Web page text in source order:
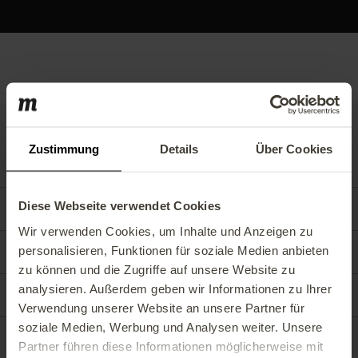
Zustimmung Details Über Cookies
Diese Webseite verwendet Cookies
Wir verwenden Cookies, um Inhalte und Anzeigen zu
personalisieren, Funktionen für soziale Medien anbieten
zu können und die Zugriffe auf unsere Website zu
analysieren. Außerdem geben wir Informationen zu Ihrer
Verwendung unserer Website an unsere Partner für
soziale Medien, Werbung und Analysen weiter. Unsere
Partner führen diese Informationen möglicherweise mit
Weitere Services
Custom Development
Operations und Managed Services
Commerce Solutions